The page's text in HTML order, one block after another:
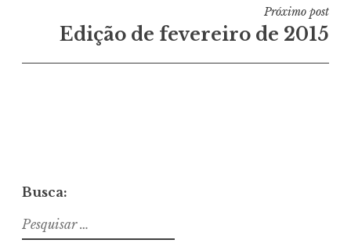
Próximo post
Edição de fevereiro de 2015
Busca:
Pesquisar
por: